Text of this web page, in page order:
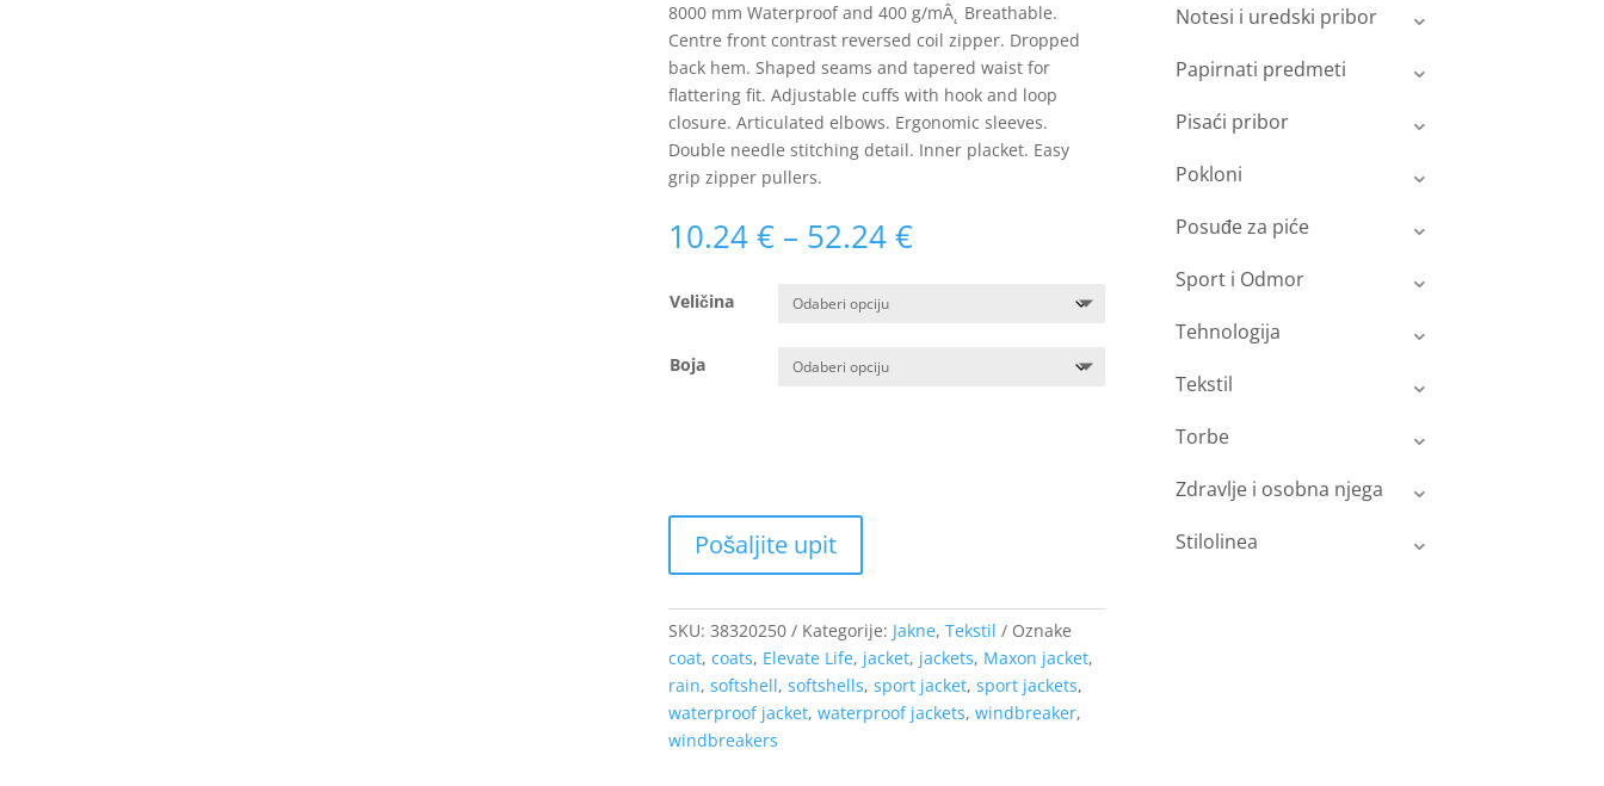
8000 mm Waterproof and 400 g/mÂ˛ Breathable.
Centre front contrast reversed coil zipper. Dropped
back hem. Shaped seams and tapered waist for
flattering fit. Adjustable cuffs with hook and loop
closure. Articulated elbows. Ergonomic sleeves.
Double needle stitching detail. Inner placket. Easy
grip zipper pullers.
10.24€ – 52.24€Raspon
cijena:
Veličina
Boja
SKU: 38320250 Kategorije: Jakne, Tekstil
Oznake
coat, coats, Elevate Life, jacket, jackets, Maxon jacket,
rain, softshell, softshells, sport jacket, sport jackets,
waterproof jacket, waterproof jackets, windbreaker,
windbreakers
Notesi i uredski pribor
Papirnati predmeti
Pisaći pribor
Pokloni
Posuđe za piće
Sport i Odmor
Tehnologija
Tekstil
Torbe
Zdravlje i osobna njega
Stilolinea